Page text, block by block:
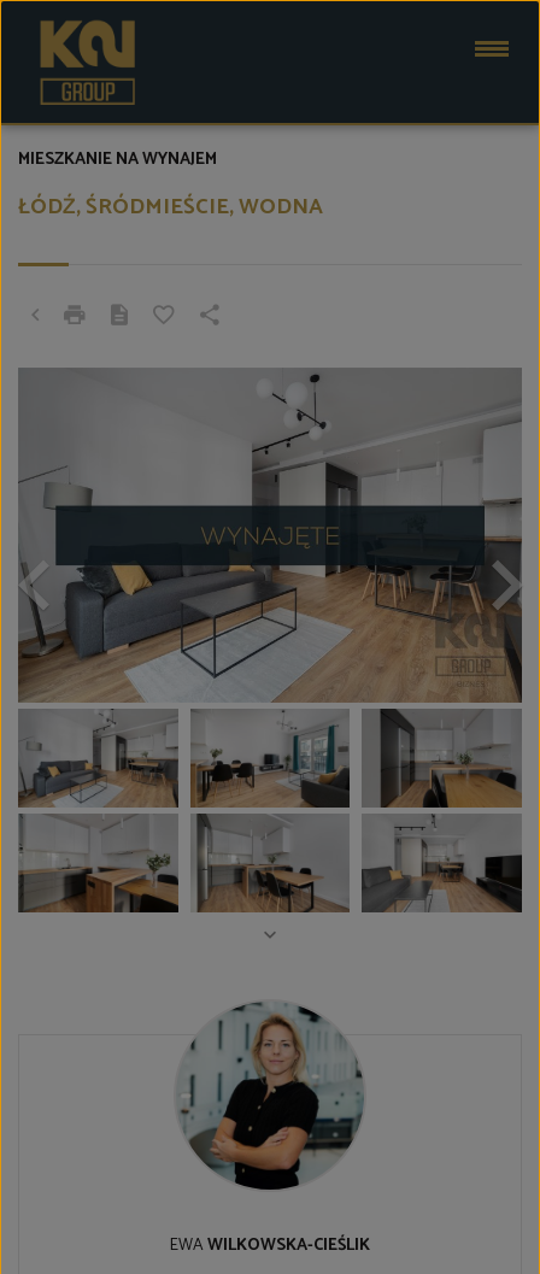
ŁÓDŹ, ŚRÓDMIEŚCIE, WODNA
MIESZKANIE NA WYNAJEM
EWAWILKOWSKA-CIEŚLIK